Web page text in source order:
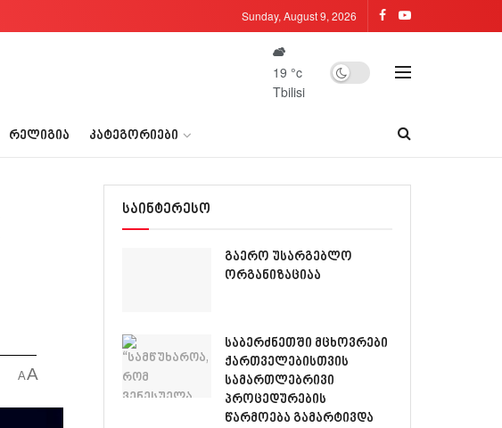
Sunday, August 9, 2026
19 °c
Tbilisi
ᲠᲔᲚᲘᲒᲘᲐ ᲙᲐᲢᲔᲒᲝᲠᲘᲔᲑᲘ
AA
საინტერესო
გაერო უსარგებლო
ორგანიზაციაა
საბერძნეთში მცხოვრები
ქართველებისთვის
სამართლებრივი
პროცედურების
წარმოება გამარტივდა